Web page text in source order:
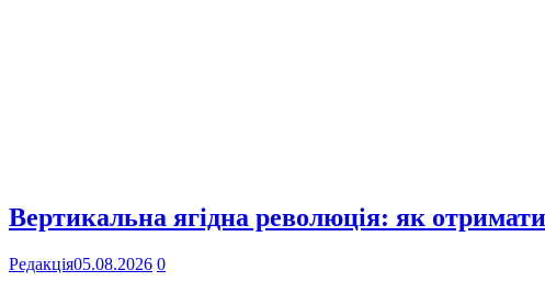
Вертикальна ягідна революція: як
Редакція05.08.2026 0